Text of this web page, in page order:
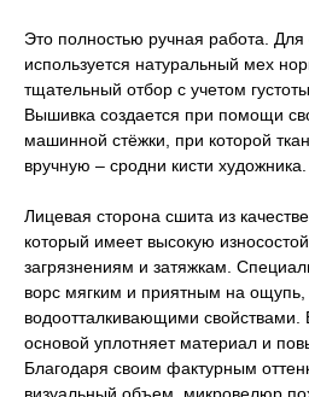
Это полностью ручная работа. Для
используется натуральный мех
тщательный отбор с учетом
Вышивка создается при помощи
машинной стёжки, при которой
вручную – сродни кисти художника.
Лицевая сторона сшита из
который имеет высокую
загрязнениям и затяжкам.
ворс мягким и приятным на ощупь,
водоотталкивающими
основой уплотняет материал и
Благодаря своим фактурным